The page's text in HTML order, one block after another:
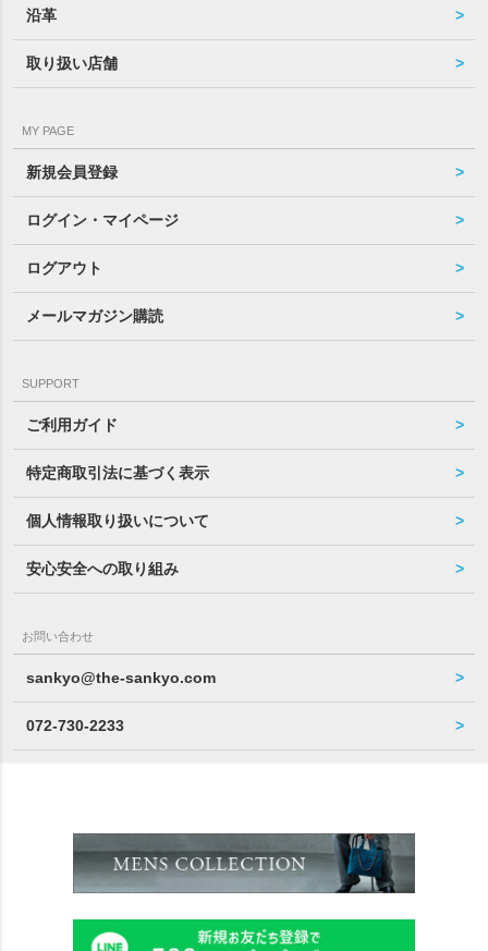
沿革
取り扱い店舗
MY PAGE
新規会員登録
ログイン・マイページ
ログアウト
メールマガジン購読
SUPPORT
ご利用ガイド
特定商取引法に基づく表示
個人情報取り扱いについて
安心安全への取り組み
お問い合わせ
sankyo@the-sankyo.com
072-730-2233